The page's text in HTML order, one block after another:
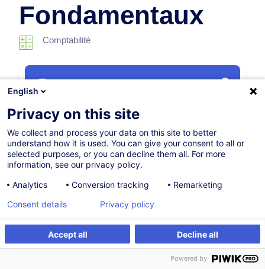
S'inscrire Formation sur mesure
Fondamentaux
Comptabilité
Parcours certifiant
06.10.2026
20h + 2h 30mins d'examen
Formation présentielle
Cours du soir
French / Français
001431
English
Privacy on this site
We collect and process your data on this site to better
understand how it is used. You can give your consent to all or
selected purposes, or you can decline them all. For more
information, see our privacy policy.
Analytics
Conversion tracking Remarketing
Accept all Decline all
Consent details Privacy policy
Powered by